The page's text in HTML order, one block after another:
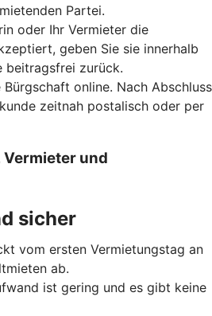
Partei.
oder Ihr Vermieter die
geben Sie sie innerhalb
beitragsfrei zurück.
online. Nach Abschluss
zeitnah postalisch oder per
und
sicher
vom ersten Vermietungstag an
ab.
ist gering und es gibt keine